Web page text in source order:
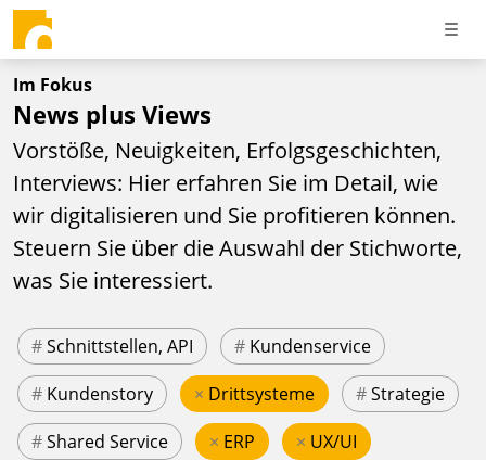
Im Fokus
News plus Views
Vorstöße, Neuigkeiten, Erfolgsgeschichten,
Interviews: Hier erfahren Sie im Detail, wie
wir digitalisieren und Sie profitieren können.
Steuern Sie über die Auswahl der Stichworte,
was Sie interessiert.
#Schnittstellen, API # Kundenservice
# Kundenstory × Drittsysteme #Strategie
#Shared Service × ERP × UX/UI